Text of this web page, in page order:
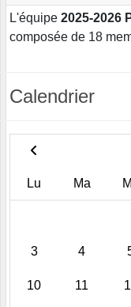
L'équipe 2025-2026
composée de 18
Calendrier
Lu Ma
3 4
10 11